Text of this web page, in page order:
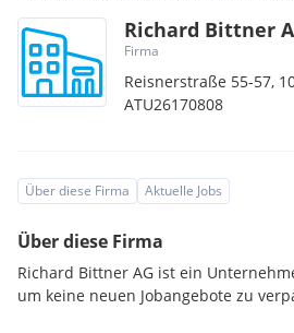
Richard Bittner
Firma
Reisnerstraße 55-57,
ATU26170808
Über diese Firma Aktuelle Jobs
Über diese Firma
Richard Bittner AG ist ein
um keine neuen Jobangebote zu